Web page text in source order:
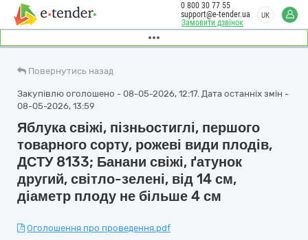
Замовити дзвінок
0 800 30 77 55
support@e-tender.ua
UK
Повернутись назад
Закупівлю оголошено - 08-05-2026, 12:17. Дата останніх змін -
08-05-2026, 13:59
Яблука свіжі, пізньостиглі, першого
товарного сорту, рожеві види плодів,
ДСТУ 8133; Банани свіжі, ґатунок
другий, світло-зелені, від 14 см,
діаметр плоду не більше 4 см
Оголошення про проведення.pdf